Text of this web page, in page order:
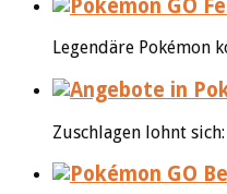
Legendäre Pokémon
Zuschlagen lohnt